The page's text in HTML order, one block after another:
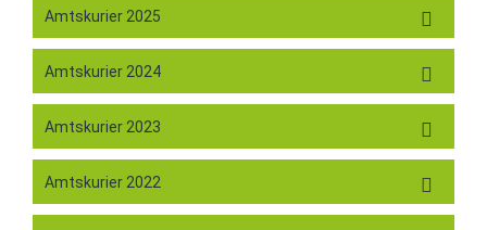
Amtskurier 2025
Amtskurier 2024
Amtskurier 2023
Amtskurier 2022